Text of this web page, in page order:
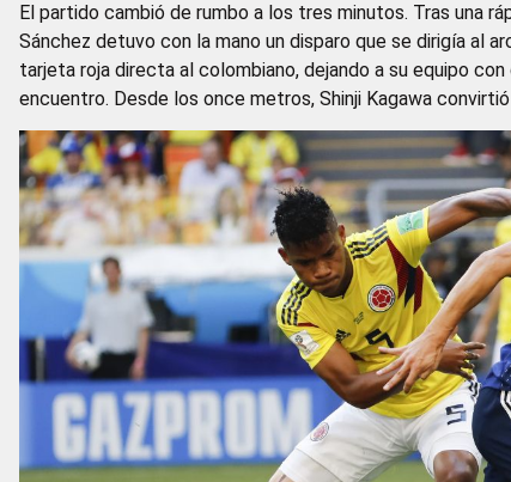
El partido cambió de rumbo a los tres minutos. Tras una
Sánchez detuvo con la mano un disparo que se dirigía al
tarjeta roja directa al colombiano, dejando a su equipo
encuentro. Desde los once metros, Shinji Kagawa